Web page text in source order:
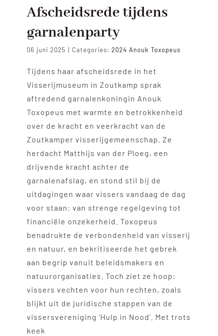
Afscheidsrede tijdens
garnalenparty
06 juni 2025 | Categories: 2024 Anouk Toxopeus
Tijdens haar afscheidsrede in het
Visserijmuseum in Zoutkamp sprak
aftredend garnalenkoningin Anouk
Toxopeus met warmte en betrokkenheid
over de kracht en veerkracht van de
Zoutkamper visserijgemeenschap. Ze
herdacht Matthijs van der Ploeg, een
drijvende kracht achter de
garnalenafslag, en stond stil bij de
uitdagingen waar vissers vandaag de dag
voor staan: van strenge regelgeving tot
financiële onzekerheid. Toxopeus
benadrukte de verbondenheid van visserij
en natuur, en bekritiseerde het gebrek
aan begrip vanuit beleidsmakers en
natuurorganisaties. Toch ziet ze hoop:
vissers vechten voor hun rechten, zoals
blijkt uit de juridische stappen van de
vissersvereniging ‘Hulp in Nood’. Met trots
keek